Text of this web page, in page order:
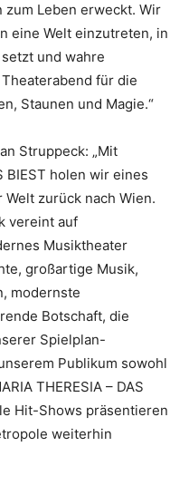
Leben erweckt. Wir
eine Welt einzutreten, in
und wahre
für die
Staunen und Magie.“
Struppeck: „Mit
BIEST holen wir eines
zurück nach Wien.
vereint auf
Musiktheater
großartige Musik,
modernste
Botschaft, die
Spielplan-
Publikum sowohl
THERESIA – DAS
Hit-Shows präsentieren
weiterhin